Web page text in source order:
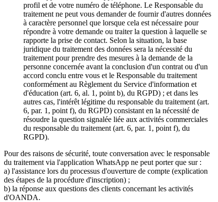
profil et de votre numéro de téléphone. Le Responsable du
traitement ne peut vous demander de fournir d'autres données
à caractère personnel que lorsque cela est nécessaire pour
répondre à votre demande ou traiter la question à laquelle se
rapporte la prise de contact. Selon la situation, la base
juridique du traitement des données sera la nécessité du
traitement pour prendre des mesures à la demande de la
personne concernée avant la conclusion d'un contrat ou d'un
accord conclu entre vous et le Responsable du traitement
conformément au Règlement du Service d'information et
d'éducation (art. 6, al. 1, point b), du RGPD) ; et dans les
autres cas, l'intérêt légitime du responsable du traitement (art.
6, par. 1, point f), du RGPD) consistant en la nécessité de
résoudre la question signalée liée aux activités commerciales
du responsable du traitement (art. 6, par. 1, point f), du
RGPD).
Pour des raisons de sécurité, toute conversation avec le responsable
du traitement via l'application WhatsApp ne peut porter que sur :
a) l'assistance lors du processus d'ouverture de compte (explication
des étapes de la procédure d'inscription) ;
b) la réponse aux questions des clients concernant les activités
d'OANDA.